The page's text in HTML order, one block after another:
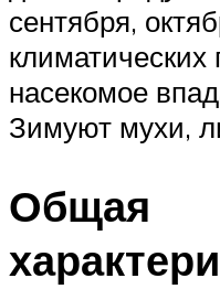
сентября,
климатических
насекомое
Зимуют мухи,
Общая